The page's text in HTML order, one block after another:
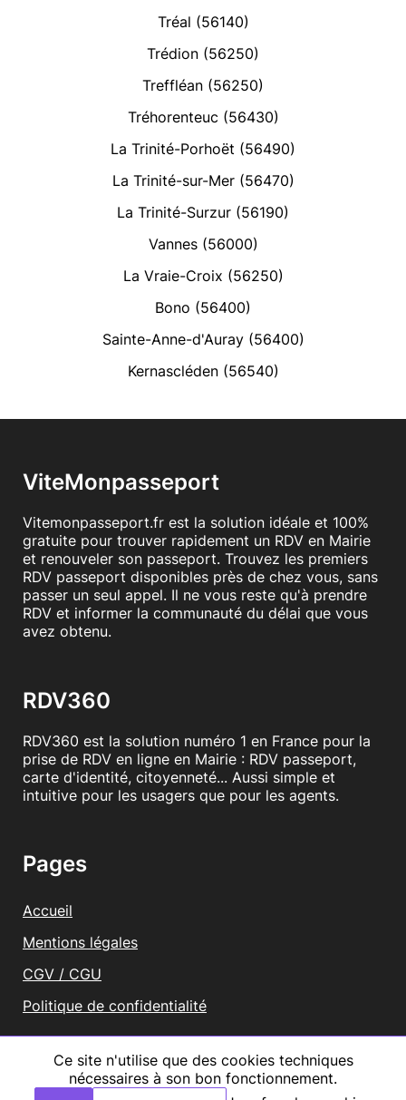
Tréal (56140)
Trédion (56250)
Treffléan (56250)
Tréhorenteuc (56430)
La Trinité-Porhoët (56490)
La Trinité-sur-Mer (56470)
La Trinité-Surzur (56190)
Vannes (56000)
La Vraie-Croix (56250)
Bono (56400)
Sainte-Anne-d'Auray (56400)
Kernascléden (56540)
Ce site n'utilise que des cookies techniques
nécessaires à son bon fonctionnement.
ViteMonpasseport
Vitemonpasseport.fr est la solution idéale et 100%
gratuite pour trouver rapidement un RDV en Mairie
et renouveler son passeport. Trouvez les premiers
RDV passeport disponibles près de chez vous, sans
passer un seul appel. Il ne vous reste qu'à prendre
RDV et informer la communauté du délai que vous
avez obtenu.
RDV360
RDV360 est la solution numéro 1 en France pour la
prise de RDV en ligne en Mairie : RDV passeport,
carte d'identité, citoyenneté... Aussi simple et
intuitive pour les usagers que pour les agents.
Pages
Accueil
Mentions légales
CGV / CGU
Politique de confidentialité
Vous représentez une mairie ?